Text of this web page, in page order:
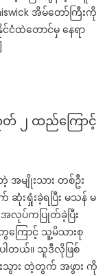
အိမ်တော်ကြီးကို
ငံထဲတောင်မှ နေရာ
၂ ထည်ကြောင့်
အမျိုးသား တစ်ဦး
းရှုံးခဲ့ရပြီး မသန် မ
အလုပ်ကပြုတ်ခဲ့ပြီး
ြောင့် သူ့မိသားစု
ါတယ်။ သူဒီလိုဖြစ်
သွား တဲ့တွက် အဖွား ကို